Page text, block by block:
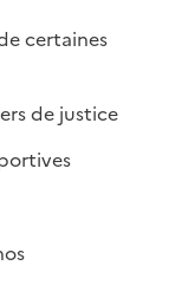
certaines
de justice